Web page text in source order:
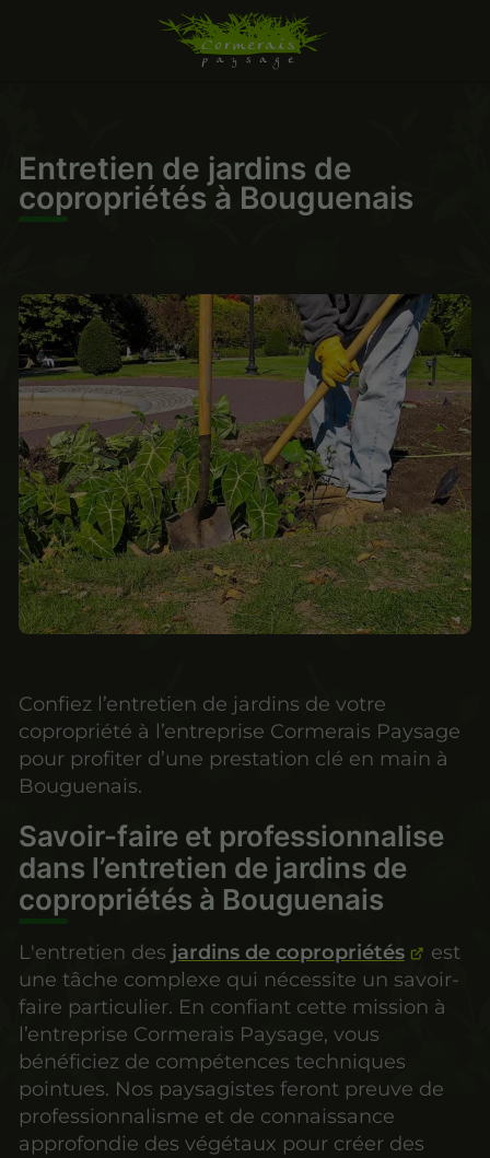
Entretien de jardins de
copropriétés à Bouguenais
Confiez l’entretien de jardins de votre
copropriété à l’entreprise Cormerais Paysage
pour profiter d’une prestation clé en main à
Bouguenais.
Savoir-faire et professionnalise
dans l’entretien de jardins de
copropriétés à Bouguenais
L'entretien des jardins de copropriétés
est
une tâche complexe qui nécessite un savoir-
faire particulier. En confiant cette mission à
l’entreprise Cormerais Paysage, vous
bénéficiez de compétences techniques
pointues. Nos paysagistes feront preuve de
professionnalisme et de connaissance
approfondie des végétaux pour créer des